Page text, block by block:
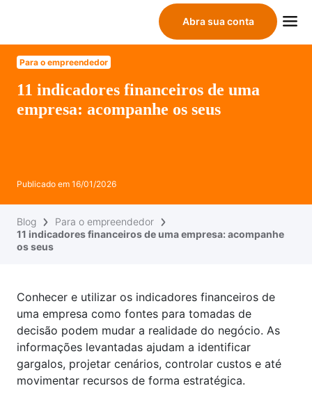
Abra sua conta
Para o empreendedor
11 indicadores financeiros de uma
empresa: acompanhe os seus
Publicado em 16/01/2026
Blog
Para o empreendedor
11 indicadores financeiros de uma empresa: acompanhe
os seus
Conhecer e utilizar os indicadores financeiros de
uma empresa como fontes para tomadas de
decisão podem mudar a realidade do negócio. As
informações levantadas ajudam a identificar
gargalos, projetar cenários, controlar custos e até
movimentar recursos de forma estratégica.